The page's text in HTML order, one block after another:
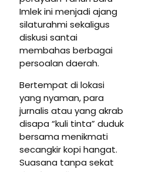
Imlek ini menjadi ajang
silaturahmi sekaligus
diskusi santai
membahas berbagai
persoalan daerah.
Bertempat di lokasi
yang nyaman, para
jurnalis atau yang akrab
disapa “kuli tinta” duduk
bersama menikmati
secangkir kopi hangat.
Suasana tanpa sekat